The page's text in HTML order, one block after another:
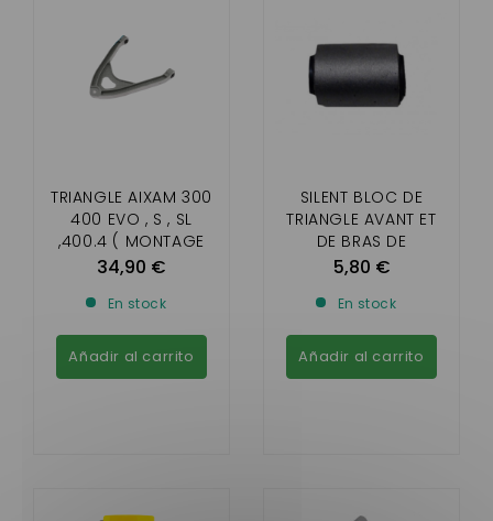
TRIANGLE AIXAM 300
400 EVO , S , SL
,400.4 ( MONTAGE
PASSAGER ET
34,90 €
En stock
Añadir al carrito
SILENT BLOC DE
TRIANGLE AVANT ET
DE BRAS DE
SUSPENSION ARRIÈRE
MODÈLES MINAUTO
5,80 €
En stock
Añadir al carrito